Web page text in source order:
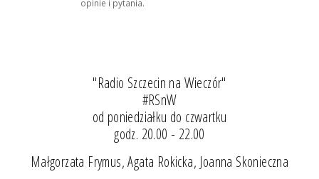
opinie i pytania.
"Radio Szczecin na Wieczór"
#RSnW
od poniedziałku do czwartku
godz. 20.00 - 22.00
Małgorzata Frymus, Agata Rokicka, Joanna Skonieczna